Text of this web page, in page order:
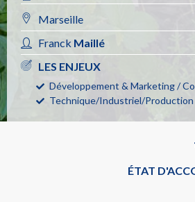
Marseille
Franck Maillé
LES ENJEUX
Développement & Marketing /
Technique/Industriel/Production
ÉTAT